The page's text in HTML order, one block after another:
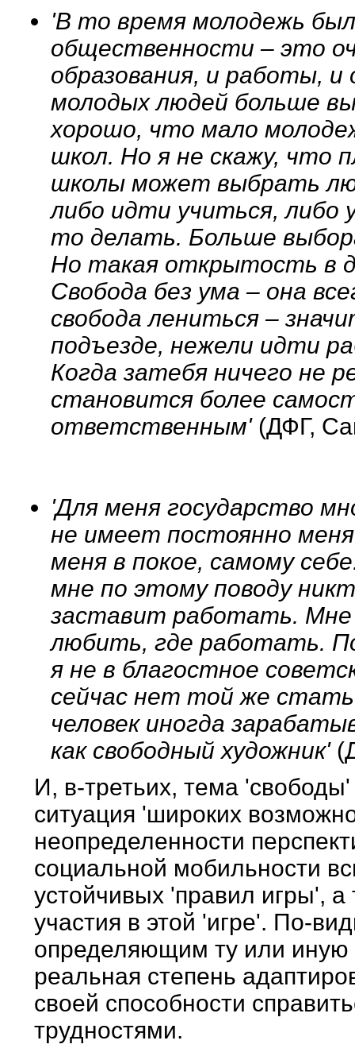
'В то время молодежь
общественности – это
образования, и работы,
молодых людей больше
хорошо, что мало
школ. Но я не скажу, что
школы может выбрать
либо идти учиться, либо
то делать. Больше
Но такая открытость в
Свобода без ума – она
свобода лениться –
подъезде, нежели идти
Когда затебя ничего не
становится более
ответственным'(ДФГ,
'Для меня государство
не имеет постоянно
меня в покое, самому
мне по этому поводу
заставит работать. Мне
любить, где работать.
я не в благостное
сейчас нет той же
человек иногда
как свободный художник'
И, в-третьих, тема
ситуация 'широких
неопределенности
социальной мобильности
устойчивых 'правил игры',
участия в этой 'игре'. По-
определяющим ту или иную
реальная степень
своей способности
трудностями.